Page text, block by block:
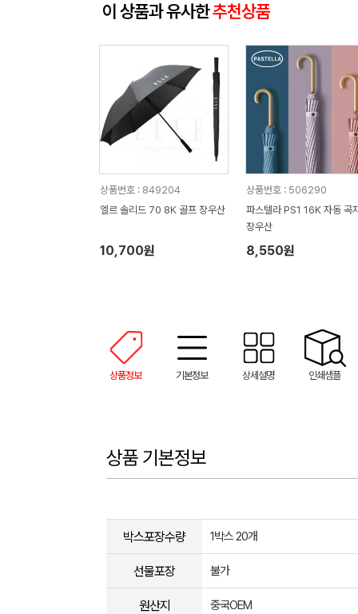
이 상품과 유사한추천상품
상품번호 : 849204
엘르 솔리드 70 8K 골프 장우산
10,700원
상품번호 : 506290
파스텔라 PS1 16K 자동 곡
장우산
8,550원
상품정보 기본정보 상세설명 인쇄샘플
상품 기본정보
박스포장수량 1박스 20개
선물포장 불가
원산지 중국OEM